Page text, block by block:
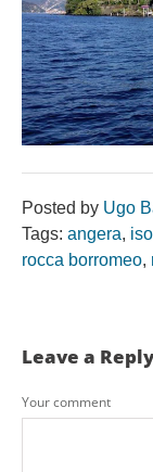
Posted by Ugo
Tags: angera,
rocca borromeo,
Leave a Reply
Your comment